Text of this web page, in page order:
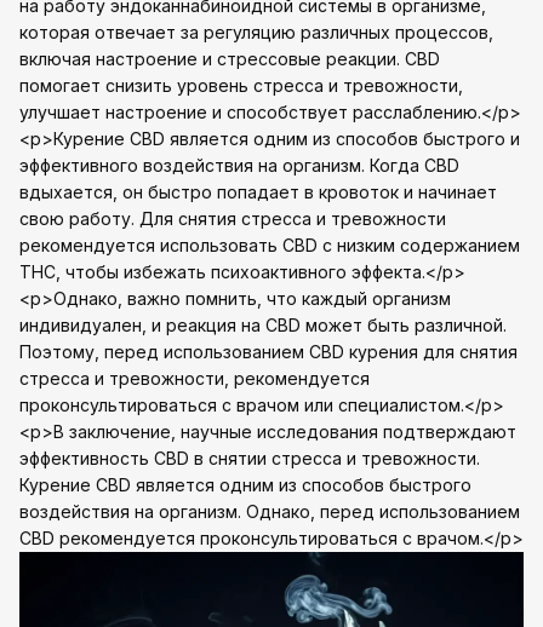
на работу эндоканнабиноидной системы в организме,
которая отвечает за регуляцию различных процессов,
включая настроение и стрессовые реакции. CBD
помогает снизить уровень стресса и тревожности,
улучшает настроение и способствует расслаблению.</p>
<p>Курение CBD является одним из способов быстрого и
эффективного воздействия на организм. Когда CBD
вдыхается, он быстро попадает в кровоток и начинает
свою работу. Для снятия стресса и тревожности
рекомендуется использовать CBD с низким содержанием
THC, чтобы избежать психоактивного эффекта.</p>
<p>Однако, важно помнить, что каждый организм
индивидуален, и реакция на CBD может быть различной.
Поэтому, перед использованием CBD курения для снятия
стресса и тревожности, рекомендуется
проконсультироваться с врачом или специалистом.</p>
<p>В заключение, научные исследования подтверждают
эффективность CBD в снятии стресса и тревожности.
Курение CBD является одним из способов быстрого
воздействия на организм. Однако, перед использованием
CBD рекомендуется проконсультироваться с врачом.</p>